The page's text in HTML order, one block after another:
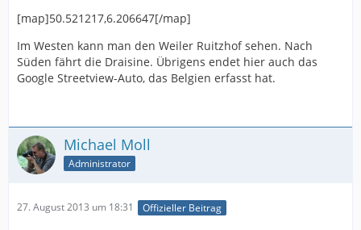
[map]50.521217,6.206647[/map]
Im Westen kann man den Weiler Ruitzhof sehen. Nach
Süden fährt die Draisine. Übrigens endet hier auch das
Google Streetview-Auto, das Belgien erfasst hat.
Michael Moll
Administrator
27. August 2013 um 18:31 Offizieller Beitrag